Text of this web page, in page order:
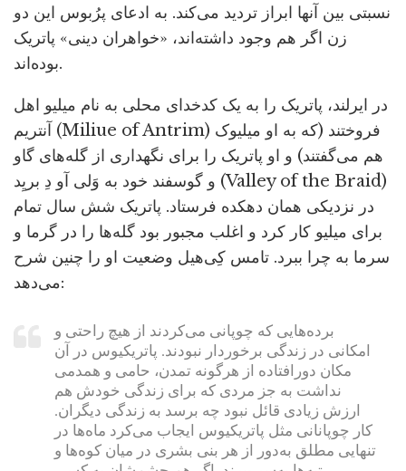
نسبتی بین آنها ابراز تردید می‌کند. به ادعای پرُبوس این دو
زن اگر هم وجود داشته‌اند، «خواهران دینی» پاتریک
بوده‌اند.
در ایرلند، پاتریک را به یک کدخدای محلی به نام میلیو اهل
آنتریم (Miliue of Antrim) فروختند (که به او میلیوک
هم می‌گفتند) و او پاتریک را برای نگهداری از گله‌های گاو
و گوسفند خود به وَلی آو دِ بریِد (Valley of the Braid)
در نزدیکی همان دهکده فرستاد. پاتریک شش سال تمام
برای میلیو کار کرد و اغلب مجبور بود گله‌ها را در گرما و
سرما به چرا ببرد. تامس کِی‌هیل وضعیت او را چنین شرح
می‌دهد:
برده‌هایی که چوپانی می‌کردند از هیچ راحتی و
امکانی در زندگی برخوردار نبودند. پاتریکیوس در آن
مکان دورافتاده از هرگونه تمدن، حامی و همدمی
نداشت به جز مردی که برای زندگی خودش هم
ارزش زیادی قائل نبود چه برسد به زندگی دیگران.
کار چوپانانی مثل پاتریکیوس ایجاب می‌کرد ماه‌ها در
تنهایی مطلق به‌دور از هر بنی بشری در میان کوه‌ها و